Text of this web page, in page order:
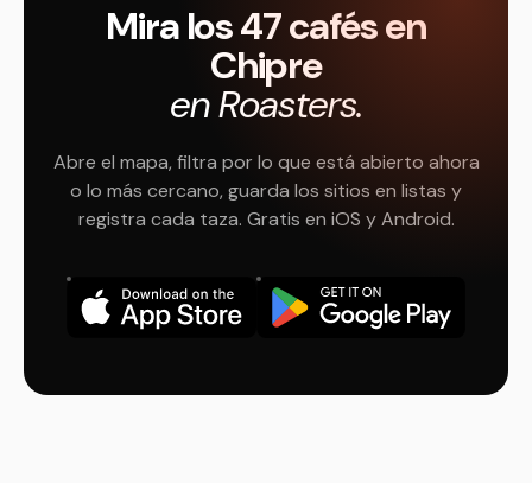
Mira los 47 cafés en
Chipre
en Roasters.
Abre el mapa, filtra por lo que está abierto ahora
o lo más cercano, guarda los sitios en listas y
registra cada taza. Gratis en iOS y Android.